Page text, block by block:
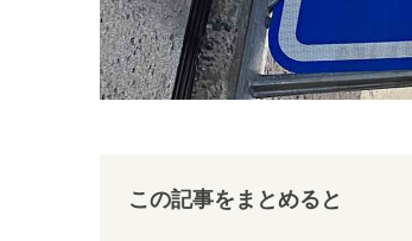
この記事をまとめると